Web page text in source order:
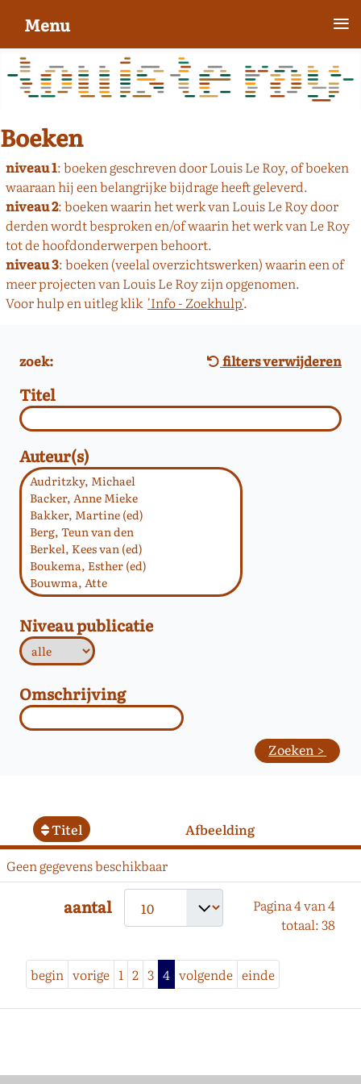
Boeken
niveau 1: boeken geschreven door Louis Le Roy, of boeken
waaraan hij een belangrijke bijdrage heeft geleverd.
niveau 2: boeken waarin het werk van Louis Le Roy door
derden wordt besproken en/of waarin het werk van Le Roy
tot de hoofdonderwerpen behoort.
niveau 3: boeken (veelal overzichtswerken) waarin een of
meer projecten van Louis Le Roy zijn opgenomen.
Voor hulp en uitleg klik 'Info - Zoekhulp'.
zoek: filters verwijderen
Titel
Auteur(s)
Niveau publicatie
Omschrijving
Titel Afbeelding
aantal
Pagina 4 van 4
totaal: 38
begin vorige 1 2 3 4 volgende einde
Geen gegevens beschikbaar
Menu ≡